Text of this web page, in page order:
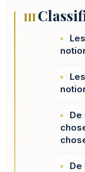
III
De
De